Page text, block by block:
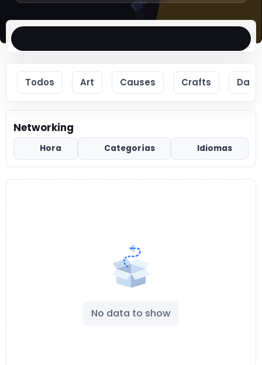
Todos Art Causes Crafts
Networking
Hora Categorías Idiomas
No data to show